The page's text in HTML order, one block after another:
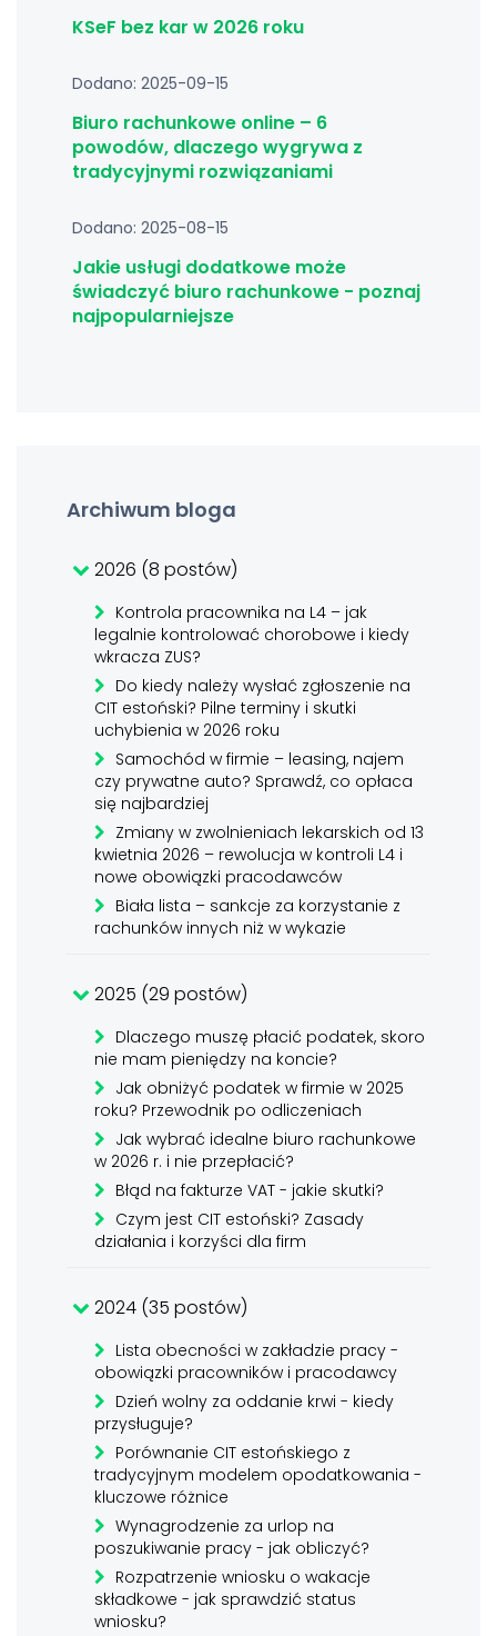
KSeF bez kar w 2026 roku
Dodano: 2025-09-15
Biuro rachunkowe online – 6
powodów, dlaczego wygrywa z
tradycyjnymi rozwiązaniami
Dodano: 2025-08-15
Jakie usługi dodatkowe może
świadczyć biuro rachunkowe - poznaj
najpopularniejsze
Archiwum bloga
2026 (8 postów)
Kontrola pracownika na L4 – jak
legalnie kontrolować chorobowe i kiedy
wkracza ZUS?
Do kiedy należy wysłać zgłoszenie na
CIT estoński? Pilne terminy i skutki
uchybienia w 2026 roku
Samochód w firmie – leasing, najem
czy prywatne auto? Sprawdź, co opłaca
się najbardziej
Zmiany w zwolnieniach lekarskich od 13
kwietnia 2026 – rewolucja w kontroli L4 i
nowe obowiązki pracodawców
Biała lista – sankcje za korzystanie z
rachunków innych niż w wykazie
2025 (29 postów)
Dlaczego muszę płacić podatek, skoro
nie mam pieniędzy na koncie?
Jak obniżyć podatek w firmie w 2025
roku? Przewodnik po odliczeniach
Jak wybrać idealne biuro rachunkowe
w 2026 r. i nie przepłacić?
Błąd na fakturze VAT - jakie skutki?
Czym jest CIT estoński? Zasady
działania i korzyści dla firm
2024 (35 postów)
Lista obecności w zakładzie pracy -
obowiązki pracowników i pracodawcy
Dzień wolny za oddanie krwi - kiedy
przysługuje?
Porównanie CIT estońskiego z
tradycyjnym modelem opodatkowania -
kluczowe różnice
Wynagrodzenie za urlop na
poszukiwanie pracy - jak obliczyć?
Rozpatrzenie wniosku o wakacje
składkowe - jak sprawdzić status
wniosku?